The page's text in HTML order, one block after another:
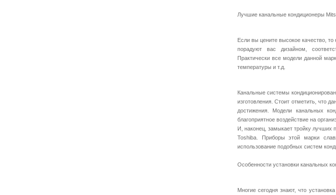
Лучшие канальные кондиционеры
Если вы цените высокое качество, то
порадуют вас дизайном,
Практически все модели данной
температуры и т.д.
Канальные системы
изготовления. Стоит отметить, что
достижения. Модели канальных
благоприятное воздействие на
И, наконец, замыкает тройку лучших
Toshiba. Приборы этой марки
использование подобных систем
Особенности установки канальных
Многие сегодня знают, что